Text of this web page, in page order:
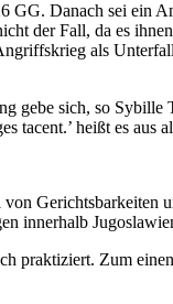
Danach sei ein
der Fall, da es
als
gebe sich, so
heißt es aus
innerhalb
praktiziert. Zum